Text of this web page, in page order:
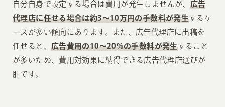
自分自身で設定する場合は費用が発生しませんが、 広告
代理店に任せる場合は約3〜10万円の手数料が発生するケ
ースが多い傾向にあります。また、広告代理店に出稿を
任せると、 広告費用の10〜20%の手数料が発生すること
が多いため、費用対効果に納得できる広告代理店選びが
肝です。